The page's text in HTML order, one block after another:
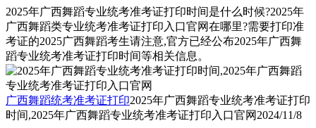
2025年广西舞蹈专业统考准考证打印时间是什么时候?2025年
广西舞蹈类专业统考准考证打印入口官网在哪里?需要打印准
考证的2025广西舞蹈考生请注意,官方已经公布2025年广西舞
蹈专业统考准考证打印时间等相关信息。
广西舞蹈统考准考证打印2025年广西舞蹈专业统考准考证打印
时间,2025年广西舞蹈专业统考准考证打印入口官网 2024/11/8